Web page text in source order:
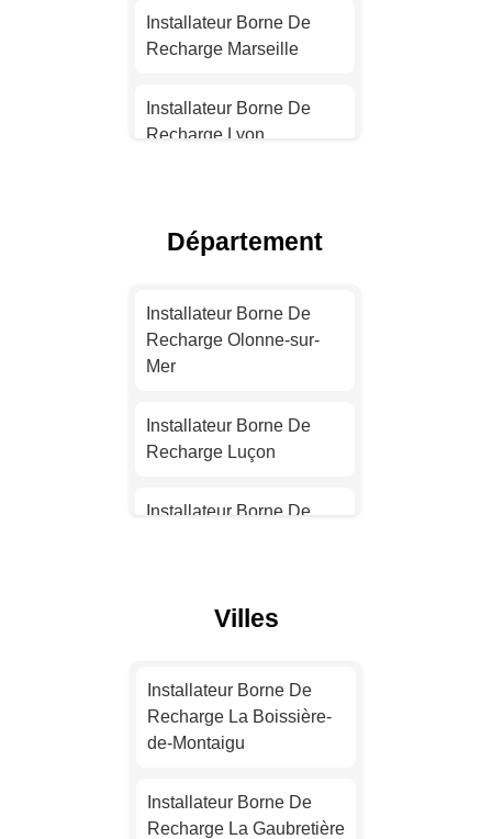
Installateur Borne De
Recharge Marseille
Installateur Borne De
Recharge Lyon
Recharge Nice
Installateur Borne De
Installateur Borne De
Installateur Borne De
Installateur Borne De
Recharge Lille
Installateur Borne De
Recharge Rennes
Département
Installateur Borne De
Recharge Olonne-sur-
Mer
Installateur Borne De
Recharge Luçon
Installateur Borne De
Installateur Borne De
Installateur Borne De
Villes
Installateur Borne De
Recharge La Boissière-
de-Montaigu
Installateur Borne De
Recharge La Gaubretière